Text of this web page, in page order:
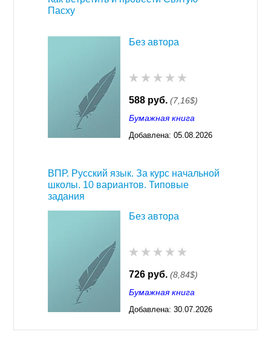
Пасху
Без автора
588 руб. (7,16$)
Бумажная книга
Добавлена: 05.08.2026
ВПР. Русский язык. За курс начальной
школы. 10 вариантов. Типовые
задания
Без автора
726 руб. (8,84$)
Бумажная книга
Добавлена: 30.07.2026